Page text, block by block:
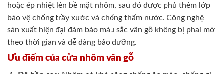
hoặc ép nhiệt lên bề mặt nhôm, sau đó được phủ thêm lớp
bảo vệ chống trầy xước và chống thấm nước. Công nghệ
sản xuất hiện đại đảm bảo màu sắc vân gỗ không bị phai mờ
theo thời gian và dễ dàng bảo dưỡng.
Ưu điểm của cửa nhôm vân gỗ